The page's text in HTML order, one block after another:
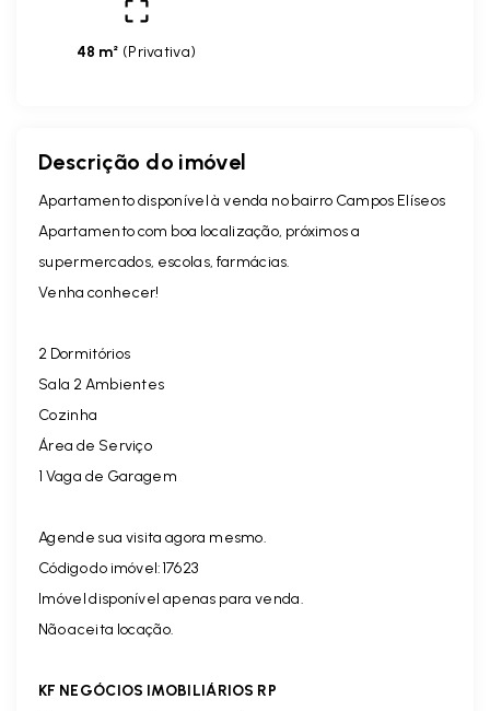
48 m² (Privativa)
Descrição do imóvel
Apartamento disponível à venda no bairro Campos Elíseos
Apartamento com boa localização, próximos a
supermercados, escolas, farmácias.
Venha conhecer!
2 Dormitórios
Sala 2 Ambientes
Cozinha
Área de Serviço
1 Vaga de Garagem
Agende sua visita agora mesmo.
Código do imóvel:17623
Imóvel disponível apenas para venda.
Não aceita locação.
KF NEGÓCIOS IMOBILIÁRIOS RP